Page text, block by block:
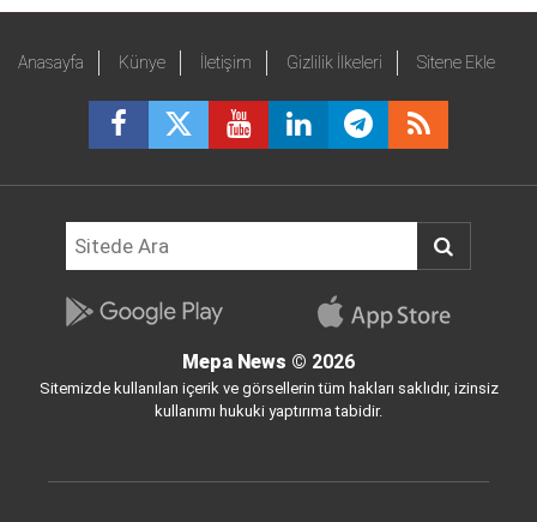
Anasayfa Künye İletişim Gizlilik İlkeleri Sitene Ekle
Mepa News © 2026
Sitemizde kullanılan içerik ve görsellerin tüm hakları saklıdır, izinsiz
kullanımı hukuki yaptırıma tabidir.